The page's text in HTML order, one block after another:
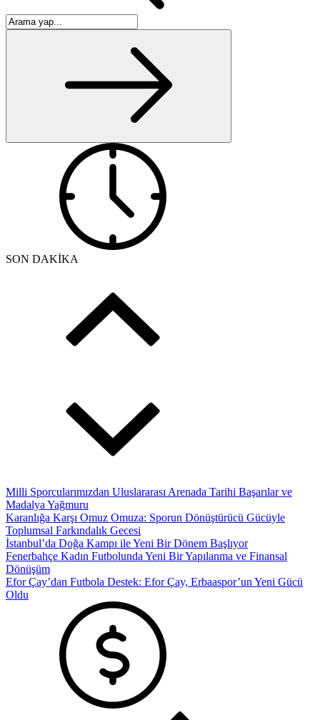
SON DAKİKA
Milli Sporcularımızdan Uluslararası Arenada Tarihi Başarılar ve
Madalya Yağmuru
Karanlığa Karşı Omuz Omuza: Sporun Dönüştürücü Gücüyle
Toplumsal Farkındalık Gecesi
İstanbul’da Doğa Kampı ile Yeni Bir Dönem Başlıyor
Fenerbahçe Kadın Futbolunda Yeni Bir Yapılanma ve Finansal
Dönüşüm
Efor Çay’dan Futbola Destek: Efor Çay, Erbaaspor’un Yeni Gücü
Oldu